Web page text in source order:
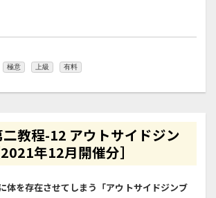
極意 上級 有料
教程-12 アウトサイドジン
年12月開催分］
体を存在させてしまう「アウトサイドジンブ